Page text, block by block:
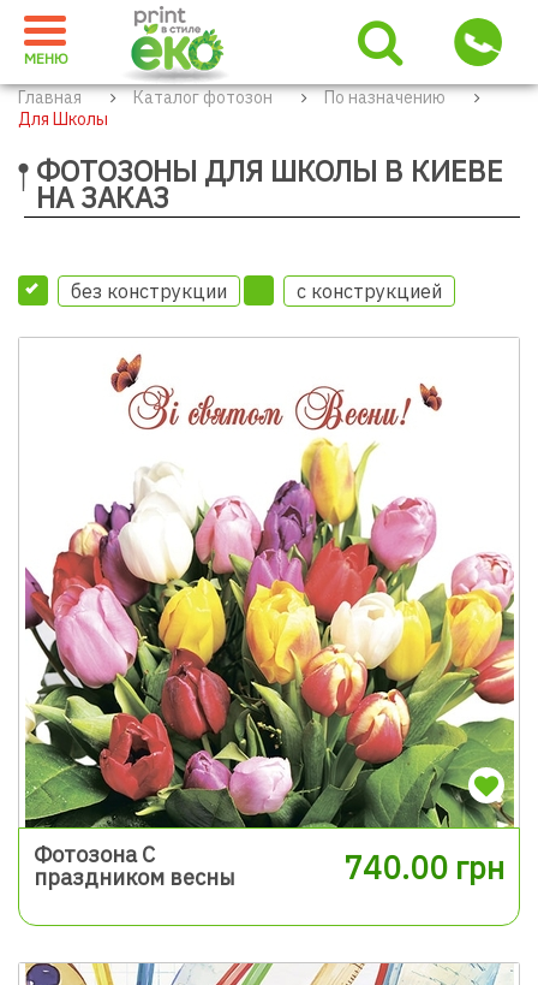
МЕНЮ
Главная Каталог фотозон
По назначению
Для Школы
ФОТОЗОНЫ ДЛЯ ШКОЛЫ В КИЕВЕ
НА ЗАКАЗ
без конструкции с конструкцией
Фотозона С
праздником весны
740.00 грн